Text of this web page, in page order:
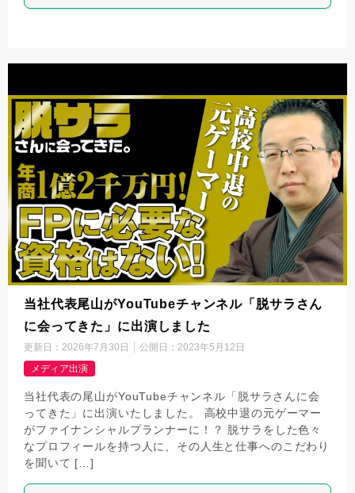
当社代表尾山がYouTubeチャンネル「脱サラさん
に会ってきた」に出演しました
更新日： 2026年7月30日 公開日： 2023年5月12日
メディア出演
当社代表の尾山がYouTubeチャンネル「脱サラさんに会
ってきた」に出演いたしました。 高校中退の元ゲーマー
がファイナンシャルプランナーに！？ 脱サラをした色々
なプロフィールを持つ人に、その人生と仕事へのこだわり
を聞いて […]